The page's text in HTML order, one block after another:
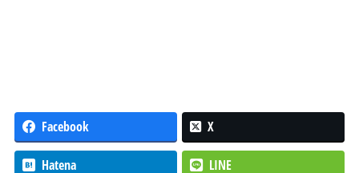
Facebook X
Hatena LINE